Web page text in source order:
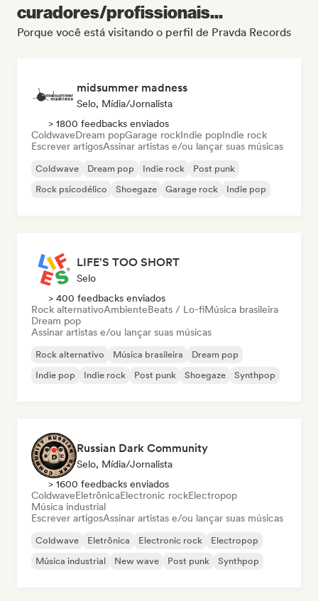
curadores/profissionais...
Porque você está visitando o perfil de Pravda Records
midsummer madness
Selo, Mídia/Jornalista
> 1800 feedbacks enviados
ColdwaveDream popGarage rockIndie popIndie rock
Escrever artigosAssinar artistas e/ou lançar suas músicas
Coldwave Dream pop Indie rock
Post punk
Rock psicodélico
Shoegaze Garage rock Indie pop
LIFE'S TOO SHORT
Selo
> 400 feedbacks enviados
Rock alternativoAmbienteBeats / Lo-fiMúsica brasileira
Dream pop
Assinar artistas e/ou lançar suas músicas
Rock alternativo Música brasileira
Dream pop
Indie pop
Indie rock Post punk Shoegaze Synthpop
Russian Dark Community
Selo, Mídia/Jornalista
> 1600 feedbacks enviados
ColdwaveEletrônicaElectronic rockElectropop
Música industrial
Escrever artigosAssinar artistas e/ou lançar suas músicas
Coldwave Eletrônica Electronic rock
Electropop
Música industrial
New wave Post punk Synthpop